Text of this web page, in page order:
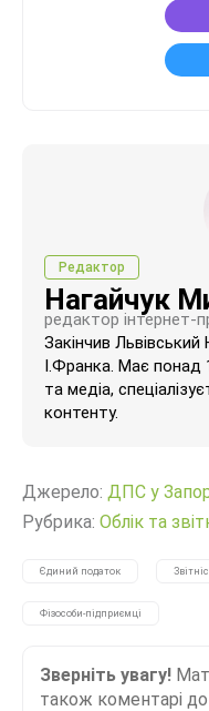
Редактор
Нагайчук
редактор інтернет-
Закінчив Львівський
І.Франка. Має понад
та медіа,
контенту.
Джерело: ДПС у
Рубрика: Облік та
Єдиний податок
Фізособи-підприємці
Зверніть увагу!
також коментарі